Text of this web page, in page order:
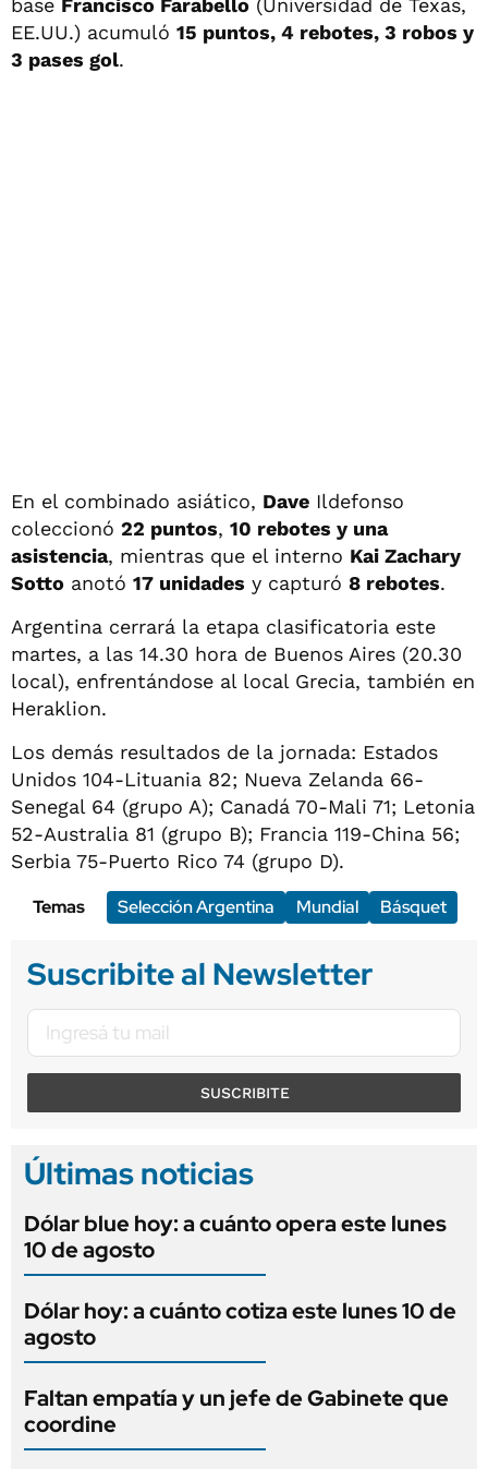
EE.UU.) acumuló 15 puntos, 4 rebotes, 3 robos y
3 pases gol.
En el combinado asiático, Dave Ildefonso
coleccionó 22 puntos, 10 rebotes y una
asistencia, mientras que el interno Kai Zachary
Sotto anotó 17 unidades y capturó 8 rebotes.
Argentina cerrará la etapa clasificatoria este
martes, a las 14.30 hora de Buenos Aires (20.30
local), enfrentándose al local Grecia, también en
Heraklion.
Los demás resultados de la jornada: Estados
Unidos 104-Lituania 82; Nueva Zelanda 66-
Senegal 64 (grupo A); Canadá 70-Mali 71; Letonia
52-Australia 81 (grupo B); Francia 119-China 56;
Serbia 75-Puerto Rico 74 (grupo D).
Temas
Selección Argentina Mundial Básquet
Suscribite al Newsletter
SUSCRIBITE
Últimas noticias
Dólar blue hoy: a cuánto opera este lunes
10 de agosto
Dólar hoy: a cuánto cotiza este lunes 10 de
agosto
Faltan empatía y un jefe de Gabinete que
coordine